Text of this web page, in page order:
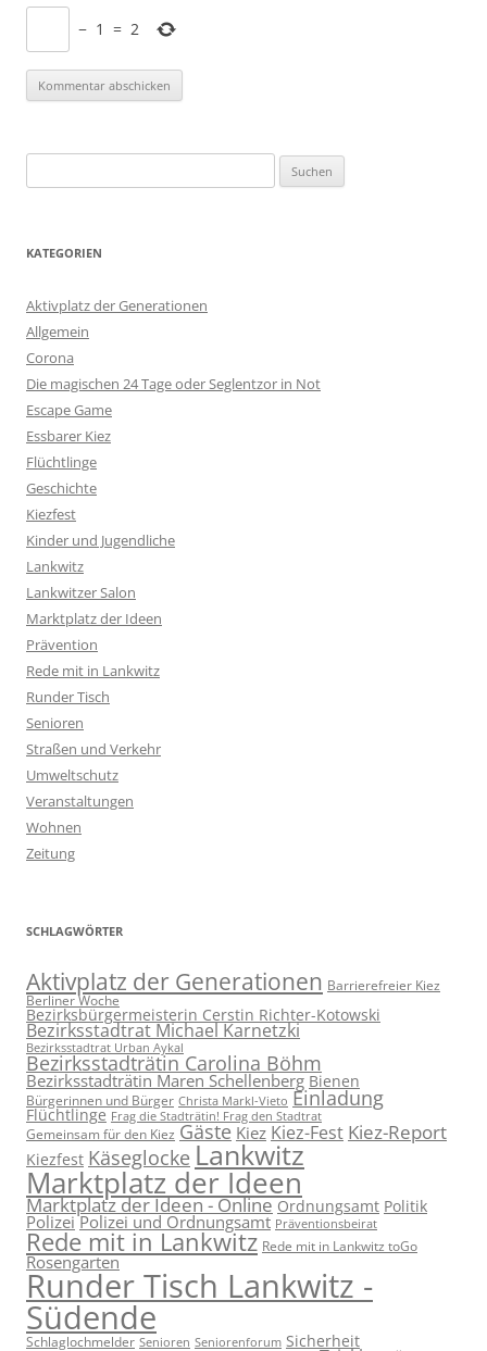
− 1 = 2
nach:
KATEGORIEN
Aktivplatz der Generationen
Allgemein
Corona
Die magischen 24 Tage oder Seglentzor in Not
Escape Game
Essbarer Kiez
Flüchtlinge
Geschichte
Kiezfest
Kinder und Jugendliche
Lankwitz
Lankwitzer Salon
Marktplatz der Ideen
Prävention
Rede mit in Lankwitz
Runder Tisch
Senioren
Straßen und Verkehr
Umweltschutz
Veranstaltungen
Wohnen
Zeitung
SCHLAGWÖRTER
Aktivplatz der Generationen Barrierefreier Kiez
Berliner Woche
Bezirksbürgermeisterin Cerstin Richter-Kotowski
Bezirksstadtrat Michael Karnetzki
Bezirksstadtrat Urban Aykal
Bezirksstadträtin Carolina Böhm
Bezirksstadträtin Maren Schellenberg Bienen
Bürgerinnen und Bürger Christa Markl-Vieto Einladung
Flüchtlinge Frag die Stadträtin! Frag den Stadtrat
Gemeinsam für den Kiez Gäste Kiez Kiez-Fest Kiez-Report
Kiezfest Käseglocke Lankwitz
Marktplatz der Ideen
Marktplatz der Ideen - Online Ordnungsamt Politik
Polizei Polizei und Ordnungsamt Präventionsbeirat
Rede mit in Lankwitz Rede mit in Lankwitz toGo
Rosengarten
Runder Tisch Lankwitz -
Südende
Schlaglochmelder Senioren Seniorenforum Sicherheit